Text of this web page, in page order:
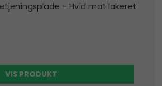
- Hvid mat lakeret
VIS PRODUKT